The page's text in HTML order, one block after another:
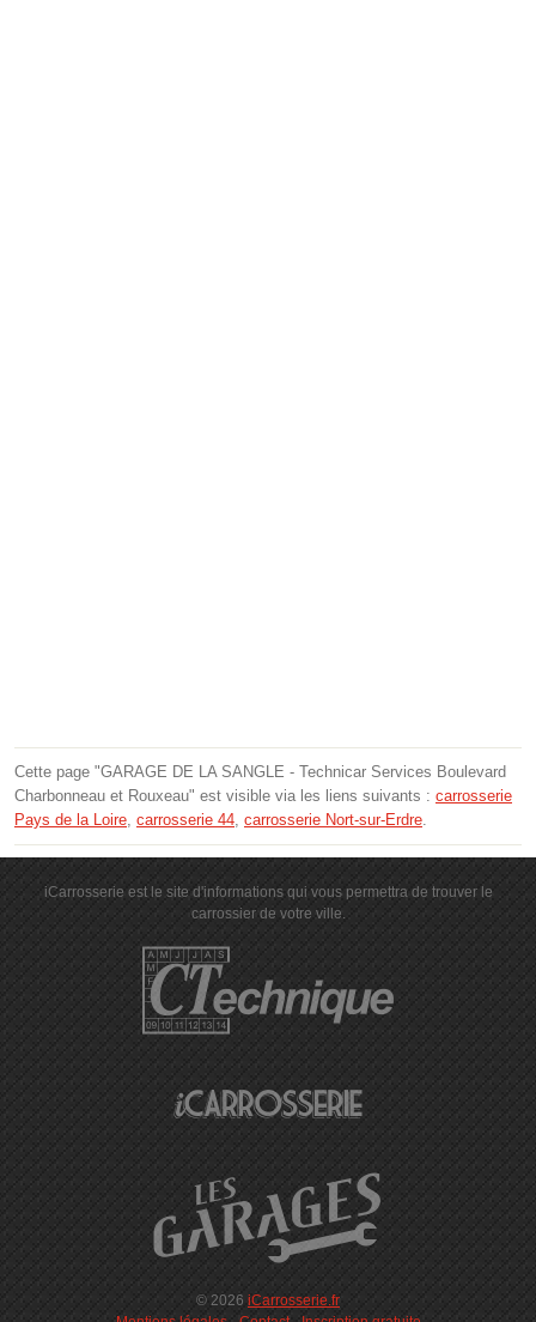
Cette page "GARAGE DE LA SANGLE - Technicar Services Boulevard
Charbonneau et Rouxeau" est visible via les liens suivants : carrosserie
Pays de la Loire, carrosserie 44, carrosserie Nort-sur-Erdre.
iCarrosserie est le site d'informations qui vous permettra de trouver le
carrossier de votre ville.
© 2026 iCarrosserie.fr